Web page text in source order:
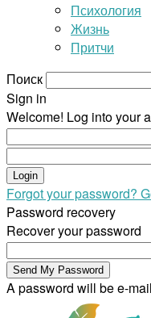
Психология
Жизнь
Притчи
Поиск
Sign in
Welcome! Log into your
Forgot your password?
Password recovery
Recover your password
A password will be e-